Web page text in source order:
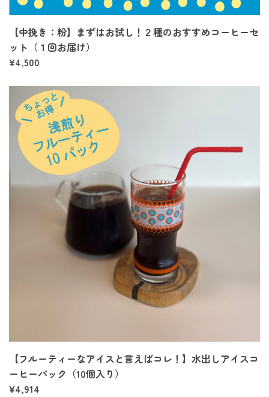
【中挽き：粉】まずはお試し！２種のおすすめコーヒーセ
ット（１回お届け）
¥4,500
【フルーティーなアイスと言えばコレ！】水出しアイスコ
ーヒーパック（10個入り）
¥4,914